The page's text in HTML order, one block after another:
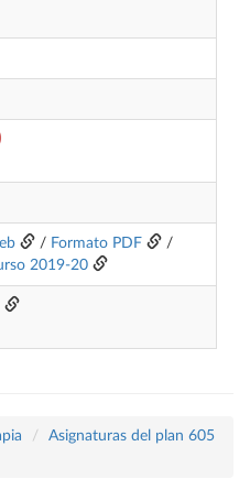
/ Formato PDF
/
2019-20
Asignaturas del plan 605